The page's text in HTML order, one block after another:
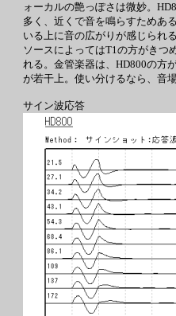
ォーカルの艶っぽさは微妙。
多く、近くで音を鳴らすためあ
いる上に音の広がりが感じられ
ソースによってはT1の方がきつ
れる。金管楽器は、HD800の方
が若干上。使い分けるなら、音
サイン波応答